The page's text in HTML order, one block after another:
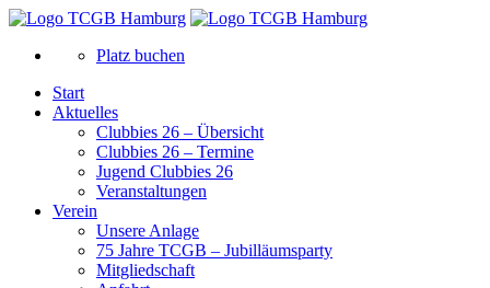
Platz buchen
Start
Aktuelles
Clubbies 26 – Übersicht
Clubbies 26 – Termine
Jugend Clubbies 26
Veranstaltungen
Verein
Unsere Anlage
75 Jahre TCGB – Jubilläumsparty
Mitgliedschaft